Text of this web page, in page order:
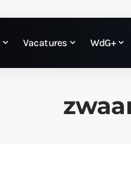
Vacatures WdG+